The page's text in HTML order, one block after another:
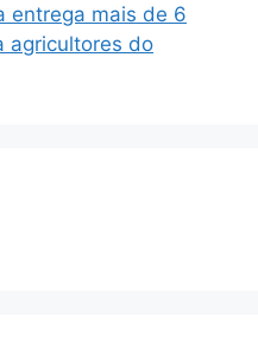
entrega mais de 6
agricultores do